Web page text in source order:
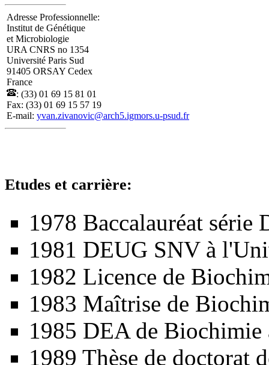
Adresse Professionnelle:
Institut de Génétique
et Microbiologie
URA CNRS no 1354
Université Paris Sud
91405 ORSAY Cedex
France
: (33) 01 69 15 81 01
Fax: (33) 01 69 15 57 19
E-mail: yvan.zivanovic@arch5.igmors.u-psud.fr
Etudes et carrière:
1978 Baccalauréat
1981 DEUG SNV à
1982 Licence de
1983 Maîtrise de
1985 DEA de
1989 Thèse de doctorat